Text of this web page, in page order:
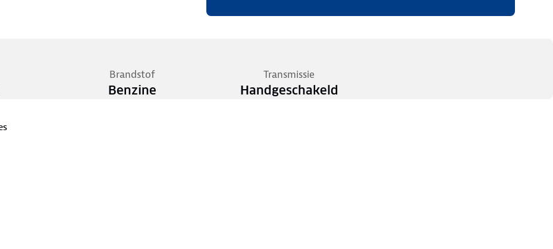
Brandstof
Benzine
Transmissie
Handgeschakeld